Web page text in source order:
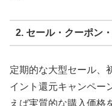
2. セール・クーポン
定期的な大型セール、
イント還元キャンペー
えば実質的な購入価格